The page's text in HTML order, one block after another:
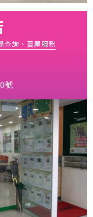
查詢、賣屋服務
號